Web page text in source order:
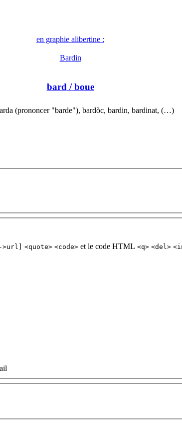
en graphie alibertine :
Bardin
bard / boue
(prononcer "barde"), bardòc, bardin, bardinat, (…)
>url] <quote> <code> et le code HTML <q> <del>